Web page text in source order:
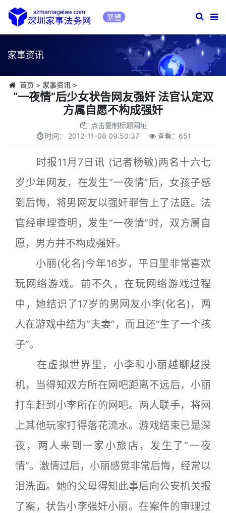
繁體
家事资讯
首页 > 家事资讯>
“一夜情”后少女状告网友强奸 法官认定双
方属自愿不构成强奸
点击复制标题网址
时间： 2012-11-08 09:50:37 查看： 651
时报11月7日讯 (记者杨敏)两名十六七
岁少年网友，在发生“一夜情”后，女孩子感
到后悔，将男网友以强奸罪告上了法庭。法
官经审理查明，发生“一夜情”时，双方属自
愿，男方并不构成强奸。
小丽(化名)今年16岁，平日里非常喜欢
玩网络游戏。前不久，在玩网络游戏过程
中，她结识了17岁的男网友小李(化名)，两
人在游戏中结为“夫妻”，而且还“生了一个孩
子”。
在虚拟世界里，小李和小丽越聊越投
机，当得知双方所在网吧距离不远后，小丽
打车赶到小李所在的网吧。两人联手，将网
上其他玩家打得落花流水。游戏结束已是深
夜，两人来到一家小旅店，发生了“一夜
情”。激情过后，小丽感觉非常后悔，经常以
泪洗面。她的父母得知此事后向公安机关报
了案，状告小李强奸小丽。在案件的审理过